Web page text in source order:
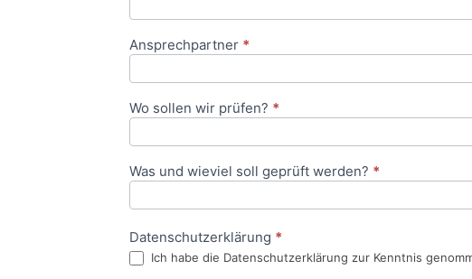
Ansprechpartner *
Wo sollen wir prüfen? *
Was und wieviel soll geprüft werden? *
Datenschutzerklärung *
Ich habe die Datenschutzerklärung zur Kenntnis